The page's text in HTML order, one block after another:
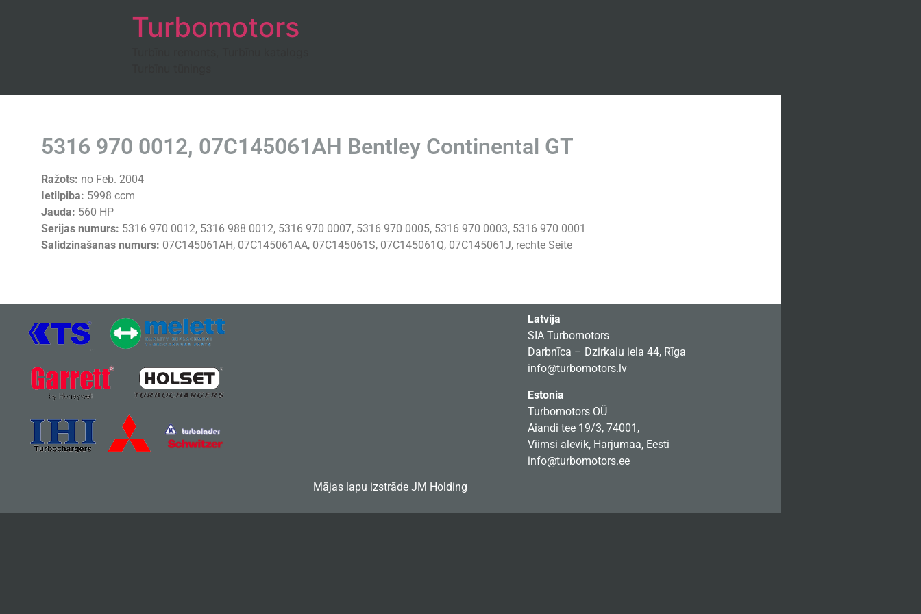
Turbomotors
5316 970 0012, 07C145061AH Bentley Continental GT
Ražots: no Feb. 2004
Ietilpiba: 5998 ccm
Jauda: 560 HP
Serijas numurs: 5316 970 0012, 5316 988 0012, 5316 970 0007, 5316 970 0005, 5316 970 0003, 5316 970 0001
Salidzinašanas numurs: 07C145061AH, 07C145061AA, 07C145061S, 07C145061Q, 07C145061J, rechte Seite
Mājas lapu izstrāde JM Holding
Latvija
SIA Turbomotors
Darbnīca – Dzirkalu iela 44, Rīga
info@turbomotors.lv
Estonia
Turbomotors OÜ
Aiandi tee 19/3, 74001,
Viimsi alevik, Harjumaa, Eesti
info@turbomotors.ee